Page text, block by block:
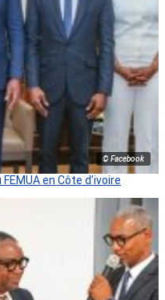
© Facebook
en Côte d’ivoire